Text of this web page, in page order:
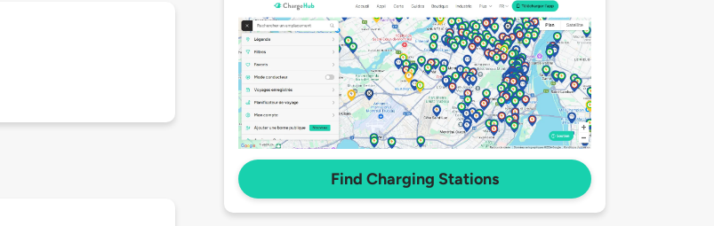
Find Charging Stations